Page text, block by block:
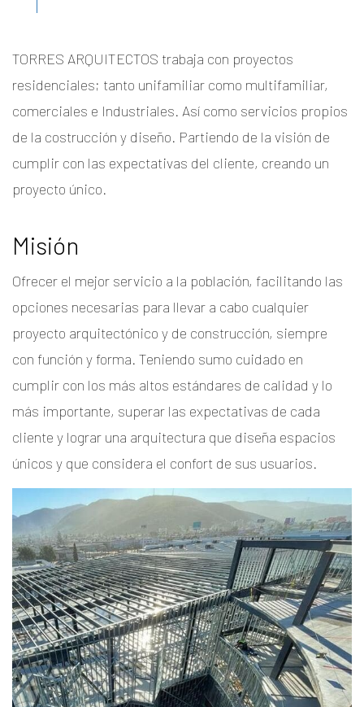
TORRES ARQUITECTOS trabaja con proyectos
residenciales; tanto unifamiliar como multifamiliar,
comerciales e Industriales. Así como servicios propios
de la costrucción y diseño. Partiendo de la visión de
cumplir con las expectativas del cliente, creando un
proyecto único.
Misión
Ofrecer el mejor servicio a la población, facilitando las
opciones necesarias para llevar a cabo cualquier
proyecto arquitectónico y de construcción, siempre
con función y forma. Teniendo sumo cuidado en
cumplir con los más altos estándares de calidad y lo
más importante, superar las expectativas de cada
cliente y lograr una arquitectura que diseña espacios
únicos y que considera el confort de sus usuarios.